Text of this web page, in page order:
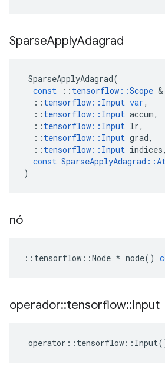
SparseApplyAdagrad
SparseApplyAdagrad(
const
:: tensorflow ::Scope &
:: tensorflow :: Input var,
:: tensorflow :: Input accum,
:: tensorflow :: Input lr,
:: tensorflow :: Input grad,
:: tensorflow :: Input indices,
const SparseApplyAdagrad ::
)
nó
:: tensorflow ::Node * node()
operador::tensorflow::Input
operator :: tensorflow :: Input